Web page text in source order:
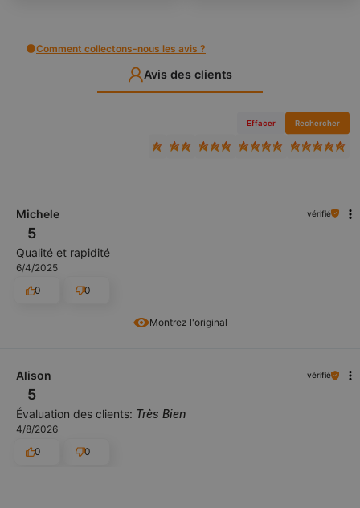
Comment collectons-nous les avis ?
Avis des clients
Effacer Rechercher
Montrez l'original
Michele vérifié
5
Qualité et rapidité
6/4/2025
0
0
Alison vérifié
5
Évaluation des clients: Très Bien
4/8/2026
0
0